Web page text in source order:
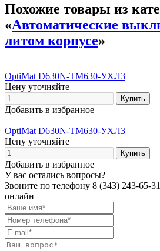
Похожие товары из
«Автоматические
литом корпусе»
OptiMat D630N-TM630-УХЛ3
Цену уточняйте
Добавить в избранное
OptiMat D630N-TM630-УХЛ3
Цену уточняйте
Добавить в избранное
У вас остались вопросы?
Звоните по телефону 8 (343) 243-65-31
онлайн